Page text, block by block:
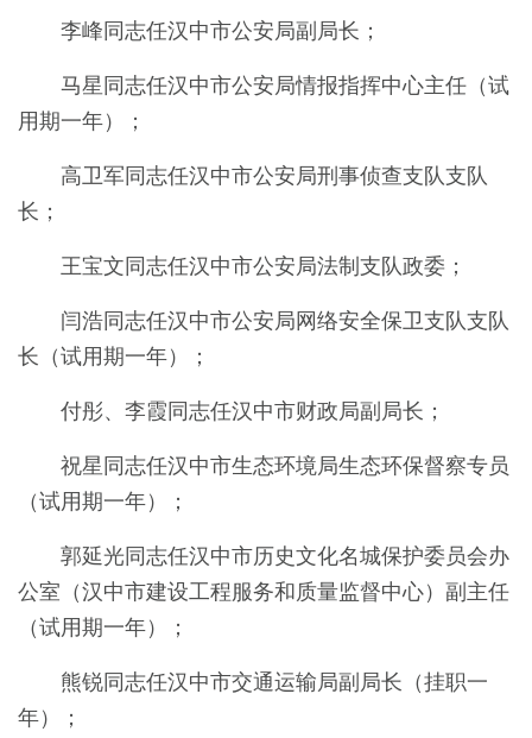
李峰同志任汉中市公安局副局长；
马星同志任汉中市公安局情报指挥中心主任（试
用期一年）；
高卫军同志任汉中市公安局刑事侦查支队支队
长；
王宝文同志任汉中市公安局法制支队政委；
闫浩同志任汉中市公安局网络安全保卫支队支队
长（试用期一年）；
付彤、李霞同志任汉中市财政局副局长；
祝星同志任汉中市生态环境局生态环保督察专员
（试用期一年）；
郭延光同志任汉中市历史文化名城保护委员会办
公室（汉中市建设工程服务和质量监督中心）副主任
（试用期一年）；
熊锐同志任汉中市交通运输局副局长（挂职一
年）；